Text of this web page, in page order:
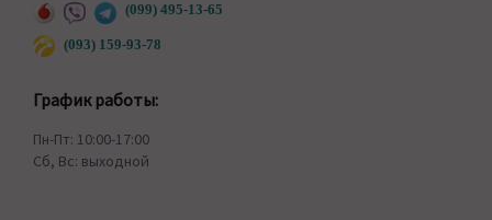
(099) 495-13-65
(093) 159-93-78
График работы:
Пн-Пт: 10:00-17:00
Сб, Вс: выходной